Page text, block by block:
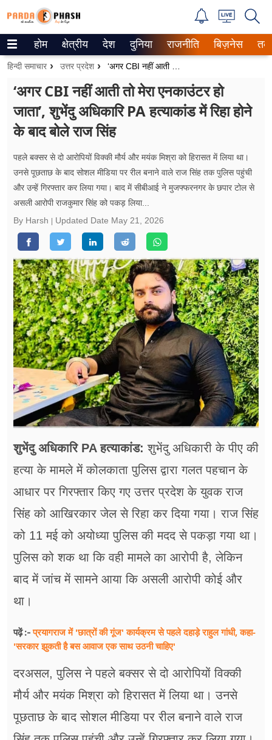
Trending on Google News
वेब स्टोरीज
उत्तर प्रदेश
गैलरी
वीडियो
रिलेशनशिप
जीवन मंत्रा
फूड
सेहत
ब्‍यूटी
जॉब्स
शिक्षा
अन्य खबरें
होम क्षेत्रीय देश दुनिया राजनीति बिज़नेस
हिन्दी समाचार उत्तर प्रदेश
‘अगर CBI नहीं आती तो मेरा एनकाउंटर हो
जाता’, शुभेंदु अधिकारि PA हत्याकांड में रिहा होने
के बाद बोले राज सिंह
पहले बक्सर से दो आरोपियों विक्की मौर्य और मयंक मिश्रा को हिरासत में लिया था।
उनसे पूछताछ के बाद सोशल मीडिया पर रील बनाने वाले राज सिंह तक पुलिस पहुंची
और उन्हें गिरफ्तार कर लिया गया। बाद में सीबीआई ने मुजफ्फरनगर के छपार टोल से
असली आरोपी राजकुमार सिंह को पकड़ लिया...
By Harsh
Updated Date May 21, 2026
शुभेंदु अधिकारि PA हत्याकांड: शुभेंदु अधिकारी के पीए की
​हत्या के मामले में कोलकाता पुलिस द्वारा गलत पहचान के
आधार पर गिरफ्तार किए गए उत्तर प्रदेश के युवक राज
सिंह को आखिरकार जेल से रिहा कर दिया गया। राज सिंह
को 11 मई को अयोध्या पुलिस की मदद से पकड़ा गया था।
पुलिस को शक था कि वही मामले का आरोपी है, लेकिन
बाद में जांच में सामने आया कि असली आरोपी कोई और
था।
पढ़ें :-प्रयागराज में 'छात्रों की गूंज' कार्यक्रम से पहले दहाड़े राहुल गांधी, कहा-
'सरकार झुकती है बस आवाज एक साथ उठनी चाहिए'
दरअसल, पुलिस ने पहले बक्सर से दो आरोपियों विक्की
मौर्य और मयंक मिश्रा को हिरासत में लिया था। उनसे
पूछताछ के बाद सोशल मीडिया पर रील बनाने वाले राज